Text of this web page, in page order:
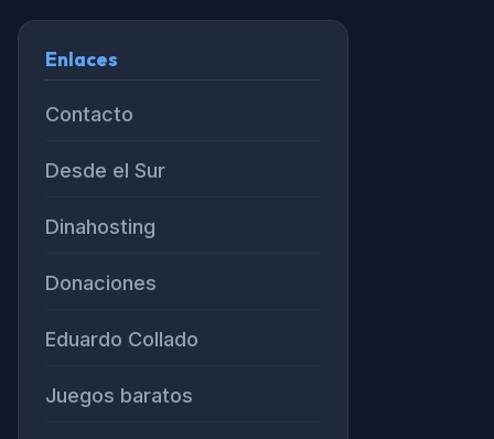
Enlaces
Contacto
Desde el Sur
Dinahosting
Donaciones
Eduardo Collado
Juegos baratos